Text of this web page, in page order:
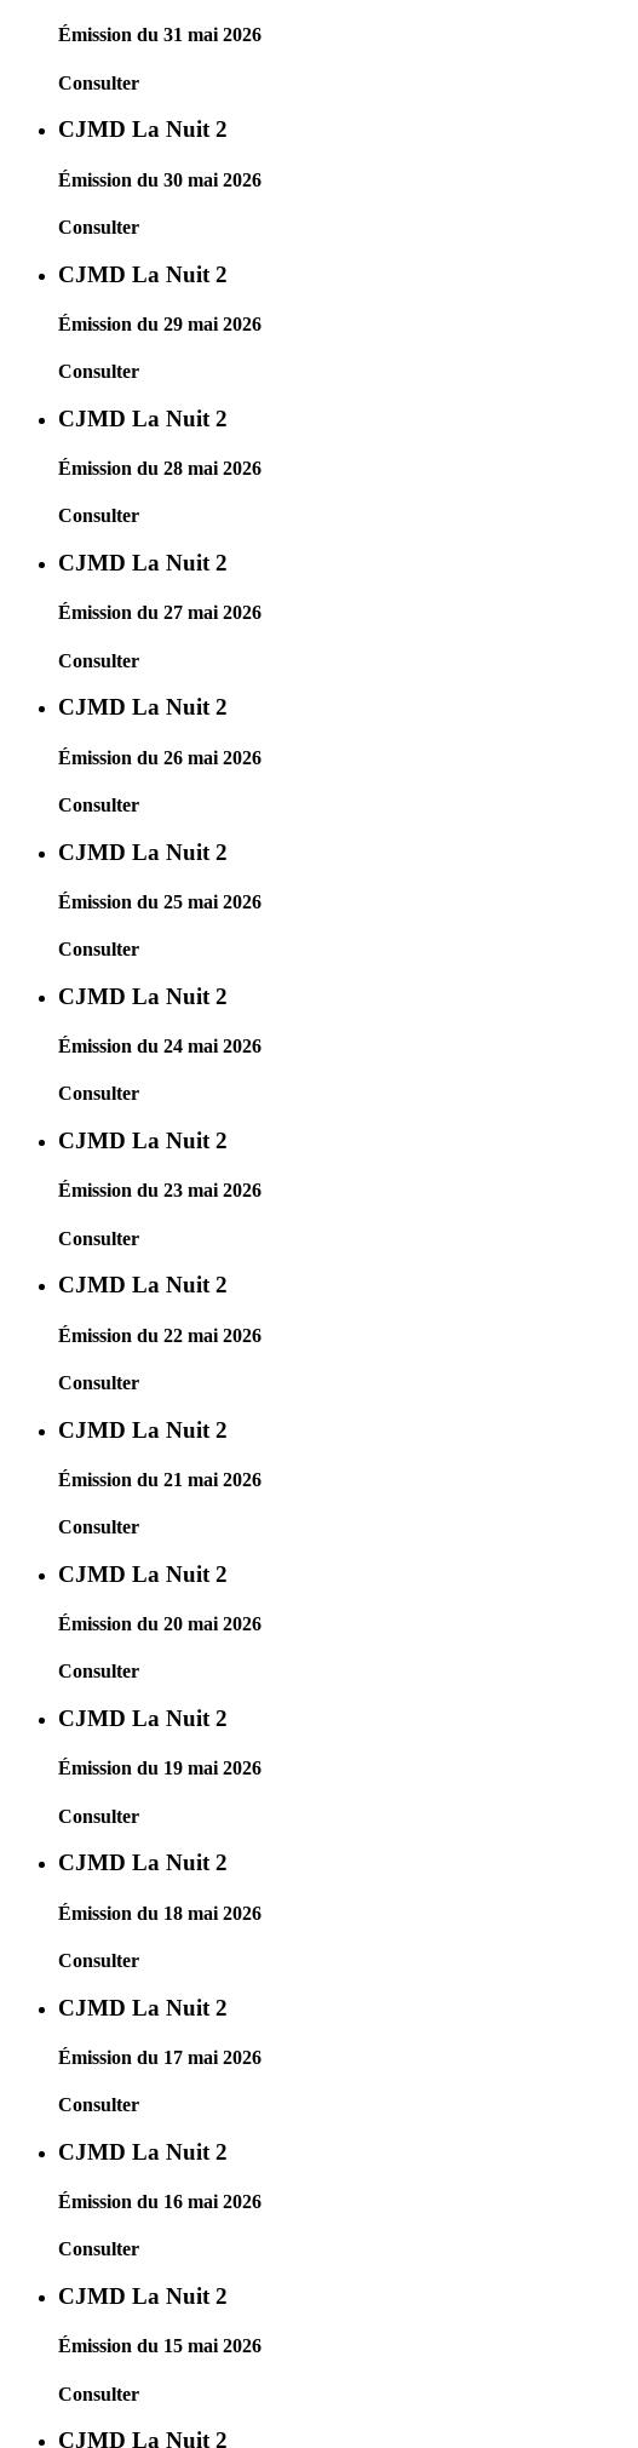
Émission du 31 mai 2026
Consulter
CJMD La Nuit 2
Émission du 30 mai 2026
Consulter
CJMD La Nuit 2
Émission du 29 mai 2026
Consulter
CJMD La Nuit 2
Émission du 28 mai 2026
Consulter
CJMD La Nuit 2
Émission du 27 mai 2026
Consulter
CJMD La Nuit 2
Émission du 26 mai 2026
Consulter
CJMD La Nuit 2
Émission du 25 mai 2026
Consulter
CJMD La Nuit 2
Émission du 24 mai 2026
Consulter
CJMD La Nuit 2
Émission du 23 mai 2026
Consulter
CJMD La Nuit 2
Émission du 22 mai 2026
Consulter
CJMD La Nuit 2
Émission du 21 mai 2026
Consulter
CJMD La Nuit 2
Émission du 20 mai 2026
Consulter
CJMD La Nuit 2
Émission du 19 mai 2026
Consulter
CJMD La Nuit 2
Émission du 18 mai 2026
Consulter
CJMD La Nuit 2
Émission du 17 mai 2026
Consulter
CJMD La Nuit 2
Émission du 16 mai 2026
Consulter
CJMD La Nuit 2
Émission du 15 mai 2026
Consulter
CJMD La Nuit 2